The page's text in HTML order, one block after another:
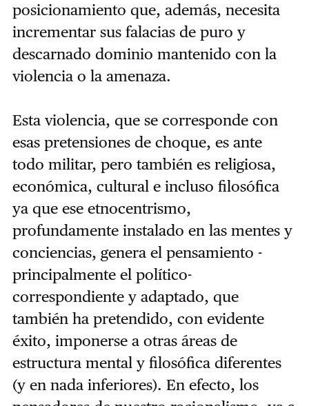
posicionamiento que, además, necesita
incrementar sus falacias de puro y
descarnado dominio mantenido con la
violencia o la amenaza.
Esta violencia, que se corresponde con
esas pretensiones de choque, es ante
todo militar, pero también es religiosa,
económica, cultural e incluso filosófica
ya que ese etnocentrismo,
profundamente instalado en las mentes y
conciencias, genera el pensamiento -
principalmente el político-
correspondiente y adaptado, que
también ha pretendido, con evidente
éxito, imponerse a otras áreas de
estructura mental y filosófica diferentes
(y en nada inferiores). En efecto, los